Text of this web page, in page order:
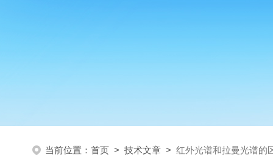
当前位置： 首页 > 技术文章 > 红外光谱和拉曼光谱的